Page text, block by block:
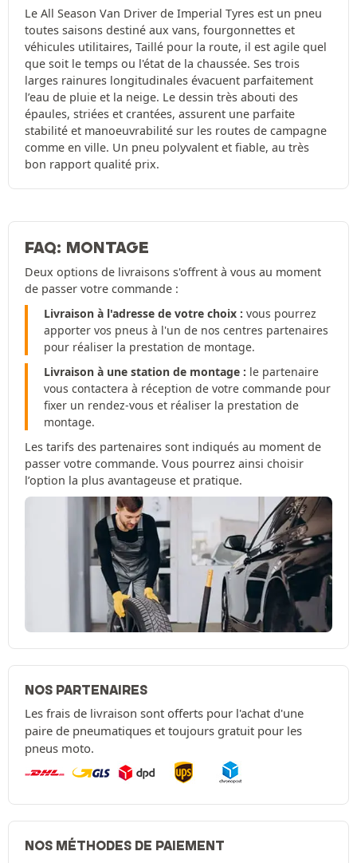
Le All Season Van Driver de Imperial Tyres est un pneu
toutes saisons destiné aux vans, fourgonnettes et
véhicules utilitaires, Taillé pour la route, il est agile quel
que soit le temps ou l'état de la chaussée. Ses trois
larges rainures longitudinales évacuent parfaitement
l’eau de pluie et la neige. Le dessin très abouti des
épaules, striées et crantées, assurent une parfaite
stabilité et manoeuvrabilité sur les routes de campagne
comme en ville. Un pneu polyvalent et fiable, au très
bon rapport qualité prix.
FAQ: MONTAGE
Deux options de livraisons s'offrent à vous au moment
de passer votre commande :
Livraison à l'adresse de votre choix : vous pourrez
apporter vos pneus à l'un de nos centres partenaires
pour réaliser la prestation de montage.
Livraison à une station de montage : le partenaire
vous contactera à réception de votre commande pour
fixer un rendez-vous et réaliser la prestation de
montage.
Les tarifs des partenaires sont indiqués au moment de
passer votre commande. Vous pourrez ainsi choisir
l’option la plus avantageuse et pratique.
NOS PARTENAIRES
Les frais de livraison sont offerts pour l'achat d'une
paire de pneumatiques et toujours gratuit pour les
pneus moto.
NOS MÉTHODES DE PAIEMENT